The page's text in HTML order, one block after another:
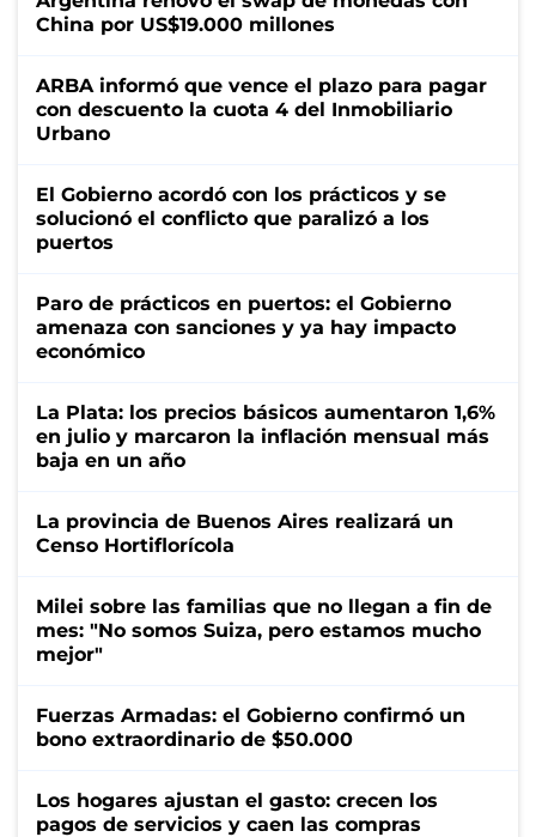
China por US$19.000 millones
ARBA informó que vence el plazo para pagar
con descuento la cuota 4 del Inmobiliario
Urbano
El Gobierno acordó con los prácticos y se
solucionó el conflicto que paralizó a los
puertos
Paro de prácticos en puertos: el Gobierno
amenaza con sanciones y ya hay impacto
económico
La Plata: los precios básicos aumentaron 1,6%
en julio y marcaron la inflación mensual más
baja en un año
La provincia de Buenos Aires realizará un
Censo Hortiflorícola
Milei sobre las familias que no llegan a fin de
mes: "No somos Suiza, pero estamos mucho
mejor"
Fuerzas Armadas: el Gobierno confirmó un
bono extraordinario de $50.000
Los hogares ajustan el gasto: crecen los
pagos de servicios y caen las compras